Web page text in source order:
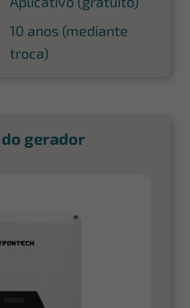
10 anos (mediante
troca)
gerador